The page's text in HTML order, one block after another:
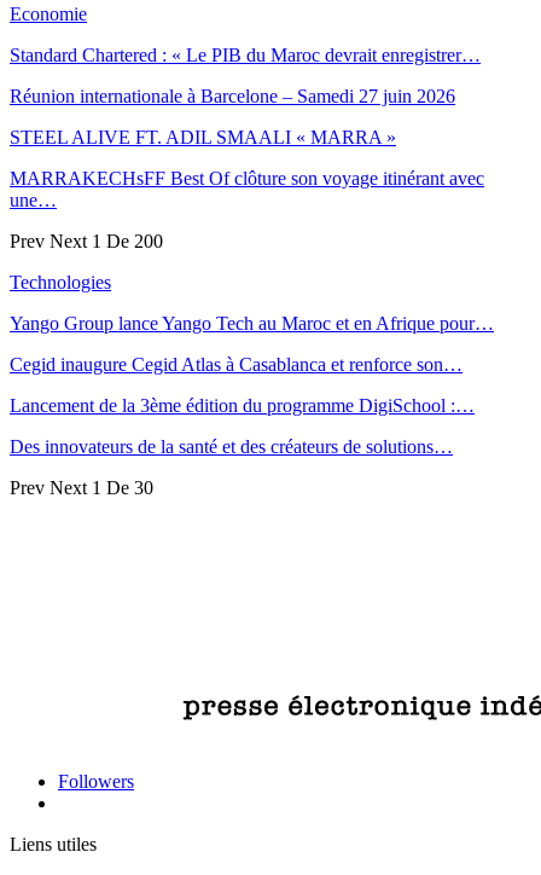
Economie
Standard Chartered : « Le PIB du Maroc devrait enregistrer…
Réunion internationale à Barcelone – Samedi 27 juin 2026
STEEL ALIVE FT. ADIL SMAALI « MARRA »
MARRAKECHsFF Best Of clôture son voyage itinérant avec
une…
Prev Next 1 De 200
Technologies
Yango Group lance Yango Tech au Maroc et en Afrique pour…
Cegid inaugure Cegid Atlas à Casablanca et renforce son…
Lancement de la 3ème édition du programme DigiSchool :…
Des innovateurs de la santé et des créateurs de solutions…
Prev Next 1 De 30
Followers
Liens utiles